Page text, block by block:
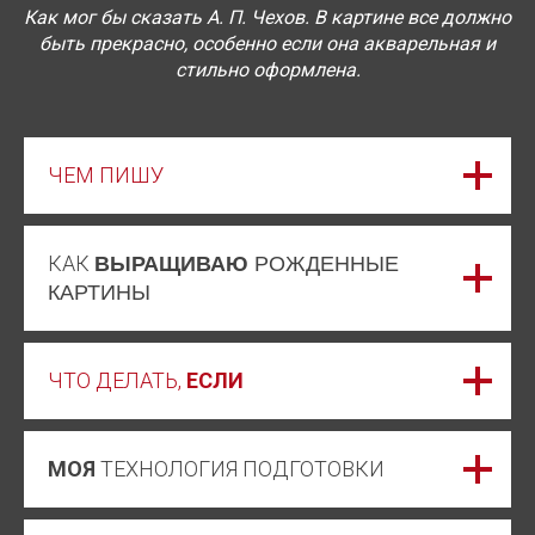
Как мог бы сказать А. П. Чехов. В картине все должно
быть прекрасно, особенно если она акварельная и
стильно оформлена.
ЧЕМ ПИШУ
КАК ВЫРАЩИВАЮ РОЖДЕННЫЕ
КАРТИНЫ
ЧТО ДЕЛАТЬ, ЕСЛИ
МОЯ ТЕХНОЛОГИЯ ПОДГОТОВКИ